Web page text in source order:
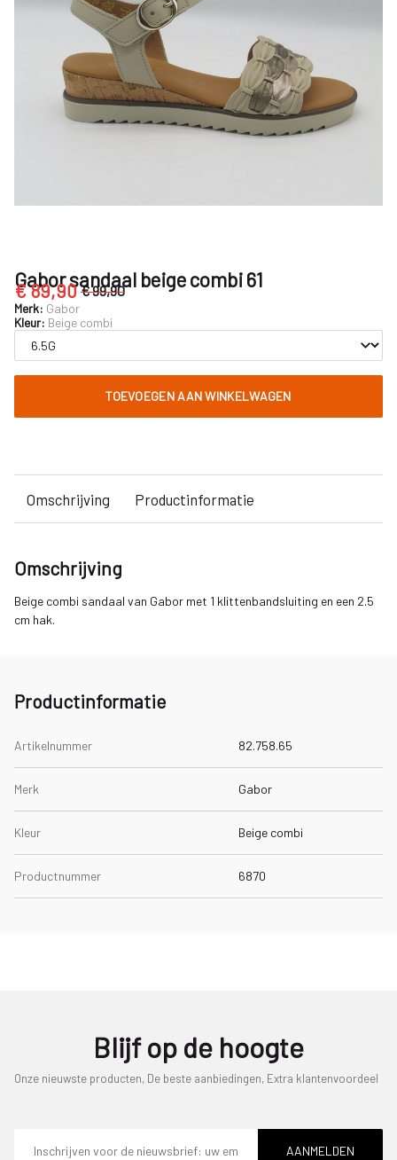
Nijhuisschoenen
Gabor sandaal beige combi 61
€ 89,90 € 99,90
Merk: Gabor
Kleur: Beige combi
TOEVOEGEN AAN WINKELWAGEN
Omschrijving Productinformatie
Omschrijving
Beige combi sandaal van Gabor met 1 klittenbandsluiting en een 2.5
cm hak.
Productinformatie
Artikelnummer 82.758.65
Merk Gabor
Kleur Beige combi
Productnummer 6870
Blijf op de hoogte
Onze nieuwste producten, De beste aanbiedingen, Extra klantenvoordeel
mailadres
AANMELDEN